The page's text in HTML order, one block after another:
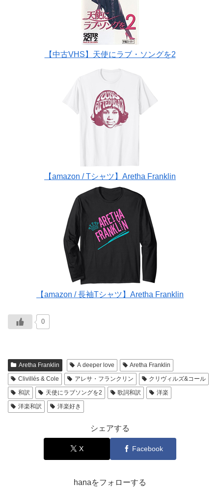
【中古VHS】天使にラブ・ソングを2
【amazon / Tシャツ】Aretha Franklin
【amazon / 長袖Tシャツ】Aretha Franklin
0
Aretha Franklin A deeper love
Aretha Franklin
Clivillés & Cole
アレサ・フランクリン
クリヴィルズ&コール
和訳
天使にラブソングを2 歌詞和訳
洋楽
洋楽和訳
洋楽好き
シェアする
X Facebook
hanaをフォローする